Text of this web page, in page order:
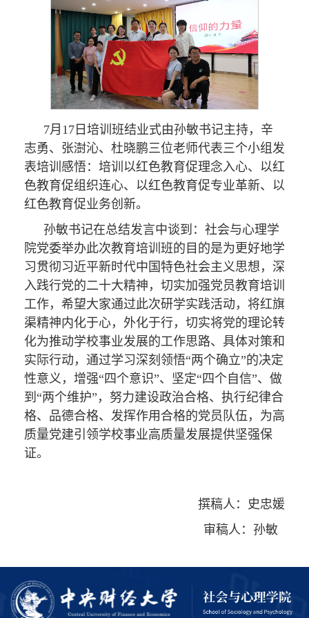
7月17日培训班结业式由孙敏书记主持，辛
志勇、张澍沁、杜晓鹏三位老师代表三个小组发
表培训感悟：培训以红色教育促理念入心、以红
色教育促组织连心、以红色教育促专业革新、以
红色教育促业务创新。
孙敏书记在总结发言中谈到：社会与心理学
院党委举办此次教育培训班的目的是为更好地学
习贯彻习近平新时代中国特色社会主义思想，深
入践行党的二十大精神，切实加强党员教育培训
工作，希望大家通过此次研学实践活动，将红旗
渠精神内化于心，外化于行，切实将党的理论转
化为推动学校事业发展的工作思路、具体对策和
实际行动，通过学习深刻领悟“两个确立”的决定
性意义，增强“四个意识”、坚定“四个自信”、做
到“两个维护”，努力建设政治合格、执行纪律合
格、品德合格、发挥作用合格的党员队伍，为高
质量党建引领学校事业高质量发展提供坚强保
证。
撰稿人：史忠媛
审稿人：孙敏